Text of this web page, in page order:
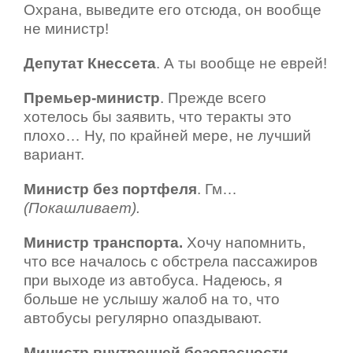
Охрана, выведите его отсюда, он вообще
не министр!
Депутат Кнессета. А ты вообще не еврей!
Премьер-министр. Прежде всего
хотелось бы заявить, что теракты это
плохо… Ну, по крайней мере, не лучший
вариант.
Министр без портфеля. Гм…
(Покашливает).
Министр транспорта. Хочу напомнить,
что все началось с обстрела пассажиров
при выходе из автобуса. Надеюсь, я
больше не услышу жалоб на то, что
автобусы регулярно опаздывают.